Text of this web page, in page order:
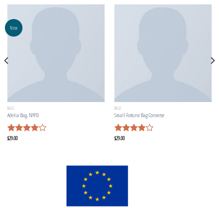
New
BAGS
Adelia Bag, NYPD
Rated
$29.00
BAGS
Small Fortune Bag Converse
Rated
$29.00